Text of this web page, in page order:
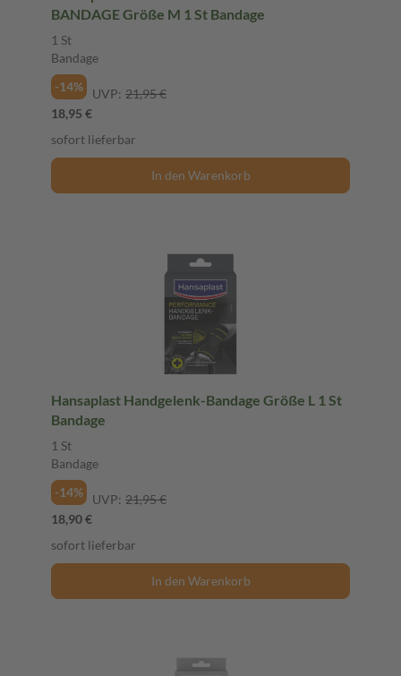
BANDAGE Größe M 1 St Bandage
1 St
Bandage
-14%
UVP: 21,95 €
18,95 €
sofort lieferbar
In den Warenkorb
Hansaplast Handgelenk-Bandage Größe L 1 St
Bandage
1 St
Bandage
-14%
UVP: 21,95 €
18,90 €
sofort lieferbar
In den Warenkorb